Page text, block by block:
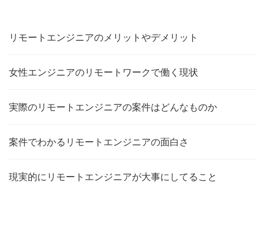
リモートエンジニアのメリットやデメリット
女性エンジニアのリモートワークで働く現状
実際のリモートエンジニアの案件はどんなものか
案件でわかるリモートエンジニアの面白さ
現実的にリモートエンジニアが大事にしてること